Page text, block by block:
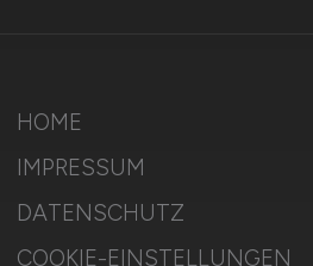
HOME
IMPRESSUM
DATENSCHUTZ
COOKIE-EINSTELLUNGEN